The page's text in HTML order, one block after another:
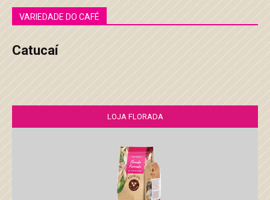
VARIEDADE DO CAFÉ
Catucaí
LOJA FLORADA